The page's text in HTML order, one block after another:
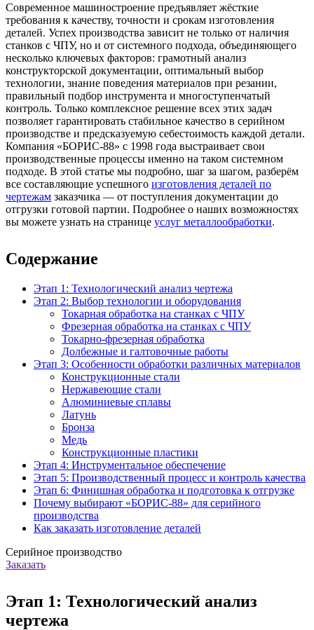
Современное машиностроение предъявляет жёсткие
требования к качеству, точности и срокам изготовления
деталей. Успех производства зависит не только от наличия
станков с ЧПУ, но и от системного подхода, объединяющего
несколько ключевых факторов: грамотный анализ
конструкторской документации, оптимальный выбор
технологии, знание поведения материалов при резании,
правильный подбор инструмента и многоступенчатый
контроль. Только комплексное решение всех этих задач
позволяет гарантировать стабильное качество в серийном
производстве и предсказуемую себестоимость каждой детали.
Компания «БОРИС-88» с 1998 года выстраивает свои
производственные процессы именно на таком системном
подходе. В этой статье мы подробно, шаг за шагом, разберём
все составляющие успешного изготовления деталей по
чертежам заказчика — от поступления документации до
отгрузки готовой партии. Подробнее о наших возможностях
вы можете узнать на странице услуг металлообработки.
Содержание
Этап 1: Технологический анализ чертежа
Этап 2: Выбор технологии и оборудования
Токарная обработка на станках с ЧПУ
Фрезерная обработка на станках с ЧПУ
Токарно-фрезерная обработка
Долбежные и галтовочные работы
Этап 3: Особенности обработки различных материалов
Конструкционные стали
Нержавеющие стали
Алюминиевые сплавы
Латунь
Бронза
Медь
Конструкционные пластики
Этап 4: Инструментальное обеспечение
Этап 5: Производственный процесс и контроль качества
Этап 6: Финишная обработка и подготовка к отгрузке
Почему выбирают «БОРИС-88» для серийного
производства
Как заказать изготовление деталей
Серийное производство
Заказать
Этап 1: Технологический анализ
чертежа